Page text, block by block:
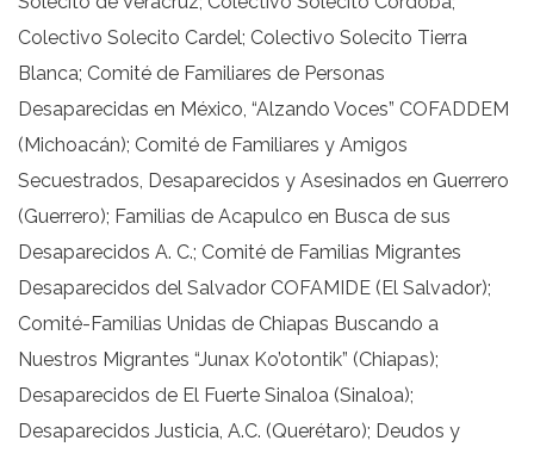
Colectivo Solecito Cardel; Colectivo Solecito Tierra
Blanca; Comité de Familiares de Personas
Desaparecidas en México, “Alzando Voces” COFADDEM
(Michoacán); Comité de Familiares y Amigos
Secuestrados, Desaparecidos y Asesinados en Guerrero
(Guerrero); Familias de Acapulco en Busca de sus
Desaparecidos A. C.; Comité de Familias Migrantes
Desaparecidos del Salvador COFAMIDE (El Salvador);
Comité-Familias Unidas de Chiapas Buscando a
Nuestros Migrantes “Junax Ko’otontik” (Chiapas);
Desaparecidos de El Fuerte Sinaloa (Sinaloa);
Desaparecidos Justicia, A.C. (Querétaro); Deudos y